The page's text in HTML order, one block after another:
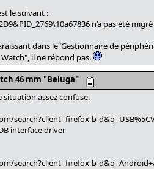
le suivant :
n’a pas été
dans le"Gestionnaire de
il ne répond pas.
46 mm "Beluga"
assez confuse.
search?client=firefox-b-
interface driver
search?client=firefox-b-